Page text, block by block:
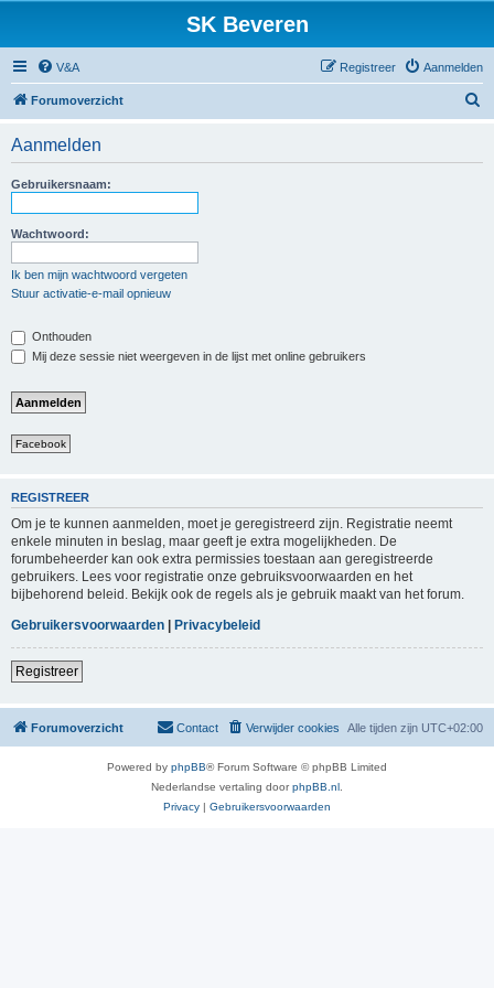
SK Beveren
V&A Aanmelden
Registreer
Forumoverzicht
Aanmelden
Gebruikersnaam:
Wachtwoord:
Ik ben mijn wachtwoord vergeten
Stuur activatie-e-mail opnieuw
Onthouden
Mij deze sessie niet weergeven in de lijst met online gebruikers
Facebook
REGISTREER
Om je te kunnen aanmelden, moet je geregistreerd zijn. Registratie neemt
enkele minuten in beslag, maar geeft je extra mogelijkheden. De
forumbeheerder kan ook extra permissies toestaan aan geregistreerde
gebruikers. Lees voor registratie onze gebruiksvoorwaarden en het
bijbehorend beleid. Bekijk ook de regels als je gebruik maakt van het forum.
Gebruikersvoorwaarden | Privacybeleid
Registreer
Forumoverzicht Alle tijden zijn UTC+02:00
Verwijder cookies
Contact
Powered by phpBB® Forum Software © phpBB Limited
Nederlandse vertaling doorphpBB.nl
Privacy | Gebruikersvoorwaarden